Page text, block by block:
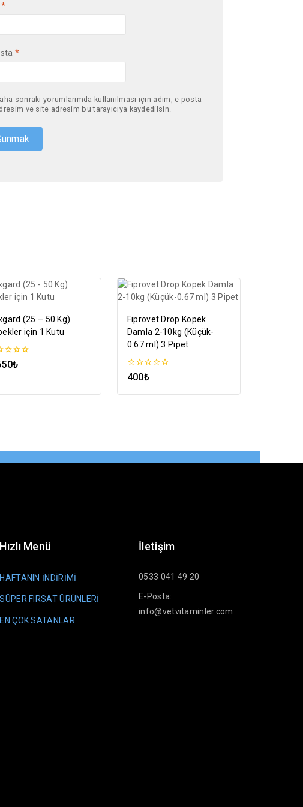
*
*
sonraki yorumlarımda kullanılması için adım, e-posta
ve site adresim bu tarayıcıya kaydedilsin.
(25 – 50 Kg)
için 1 Kutu
₺
Fiprovet Drop Köpek
Damla 2-10kg (Küçük-
0.67 ml) 3 Pipet
0
5
400₺
Hızlı Menü
HAFTANIN İNDİRİMİ
SÜPER FIRSAT ÜRÜNLERİ
EN ÇOK SATANLAR
İletişim
0533 041 49 20
E-Posta:
info@vetvitaminler.com